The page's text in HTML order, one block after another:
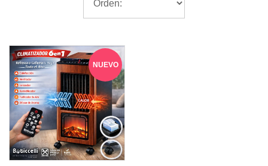
NUEVO